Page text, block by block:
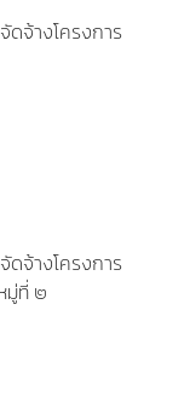
ดจ้างโครงการ
ดจ้างโครงการ
มู่ที่ ๒